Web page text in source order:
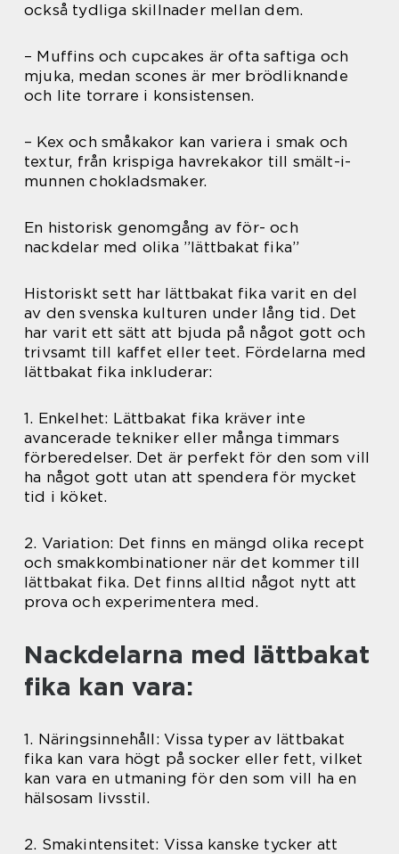
också tydliga skillnader mellan dem.
– Muffins och cupcakes är ofta saftiga och
mjuka, medan scones är mer brödliknande
och lite torrare i konsistensen.
– Kex och småkakor kan variera i smak och
textur, från krispiga havrekakor till smält-i-
munnen chokladsmaker.
En historisk genomgång av för- och
nackdelar med olika ”lättbakat fika”
Historiskt sett har lättbakat fika varit en del
av den svenska kulturen under lång tid. Det
har varit ett sätt att bjuda på något gott och
trivsamt till kaffet eller teet. Fördelarna med
lättbakat fika inkluderar:
1. Enkelhet: Lättbakat fika kräver inte
avancerade tekniker eller många timmars
förberedelser. Det är perfekt för den som vill
ha något gott utan att spendera för mycket
tid i köket.
2. Variation: Det finns en mängd olika recept
och smakkombinationer när det kommer till
lättbakat fika. Det finns alltid något nytt att
prova och experimentera med.
Nackdelarna med lättbakat
fika kan vara:
1. Näringsinnehåll: Vissa typer av lättbakat
fika kan vara högt på socker eller fett, vilket
kan vara en utmaning för den som vill ha en
hälsosam livsstil.
2. Smakintensitet: Vissa kanske tycker att